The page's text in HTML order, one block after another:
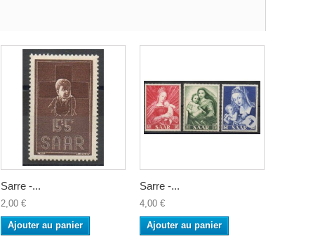
Sarre -...
2,00 €
Ajouter au panier
Sarre -...
4,00 €
Ajouter au panier